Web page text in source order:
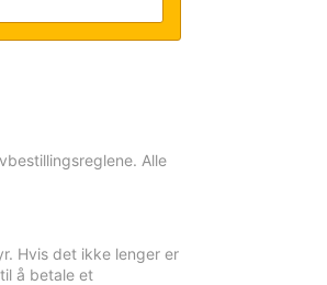
Alle
Hvis det ikke lenger er
å betale et